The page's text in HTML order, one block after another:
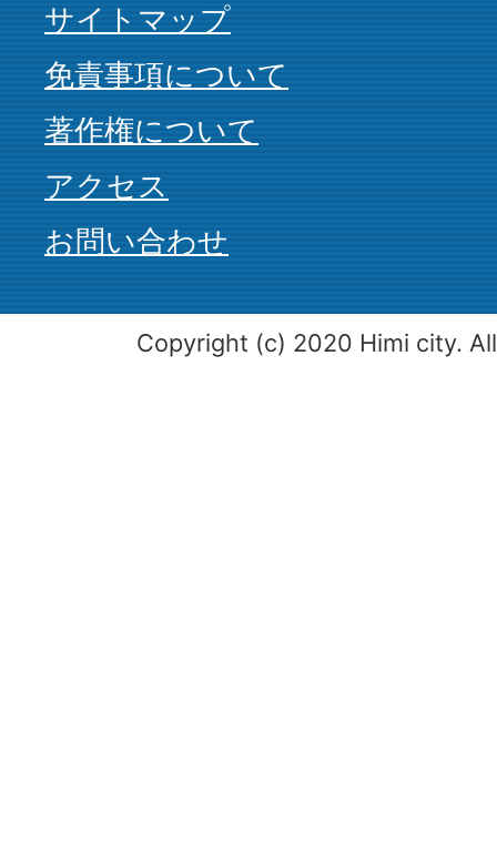
サイトマップ
免責事項について
著作権について
アクセス
お問い合わせ
Copyright (c) 2020 Himi city.